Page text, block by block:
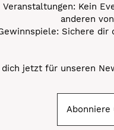
Veranstaltungen: Kein
anderen
Sichere dir
dich jetzt für unseren